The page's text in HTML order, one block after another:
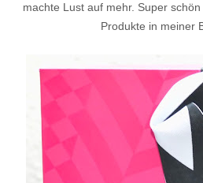
machte Lust auf mehr. Super
Produkte in meiner